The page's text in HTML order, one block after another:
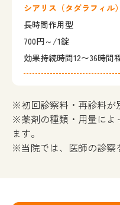
シアリス （タダラフィル）
長時間作用型
700円～/1錠
効果持続時間12〜36時間
※初回診察料・再診料が
※薬剤の種類・用量によ
ます。
※当院では、医師の診察